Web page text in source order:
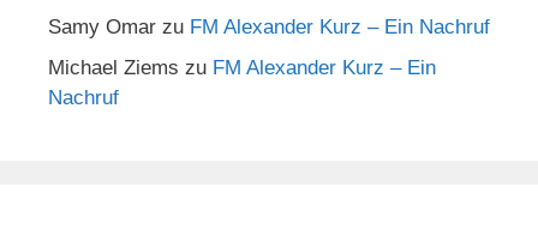
Samy Omar zu FM Alexander Kurz – Ein Nachruf
Michael Ziems zu FM Alexander Kurz – Ein
Nachruf